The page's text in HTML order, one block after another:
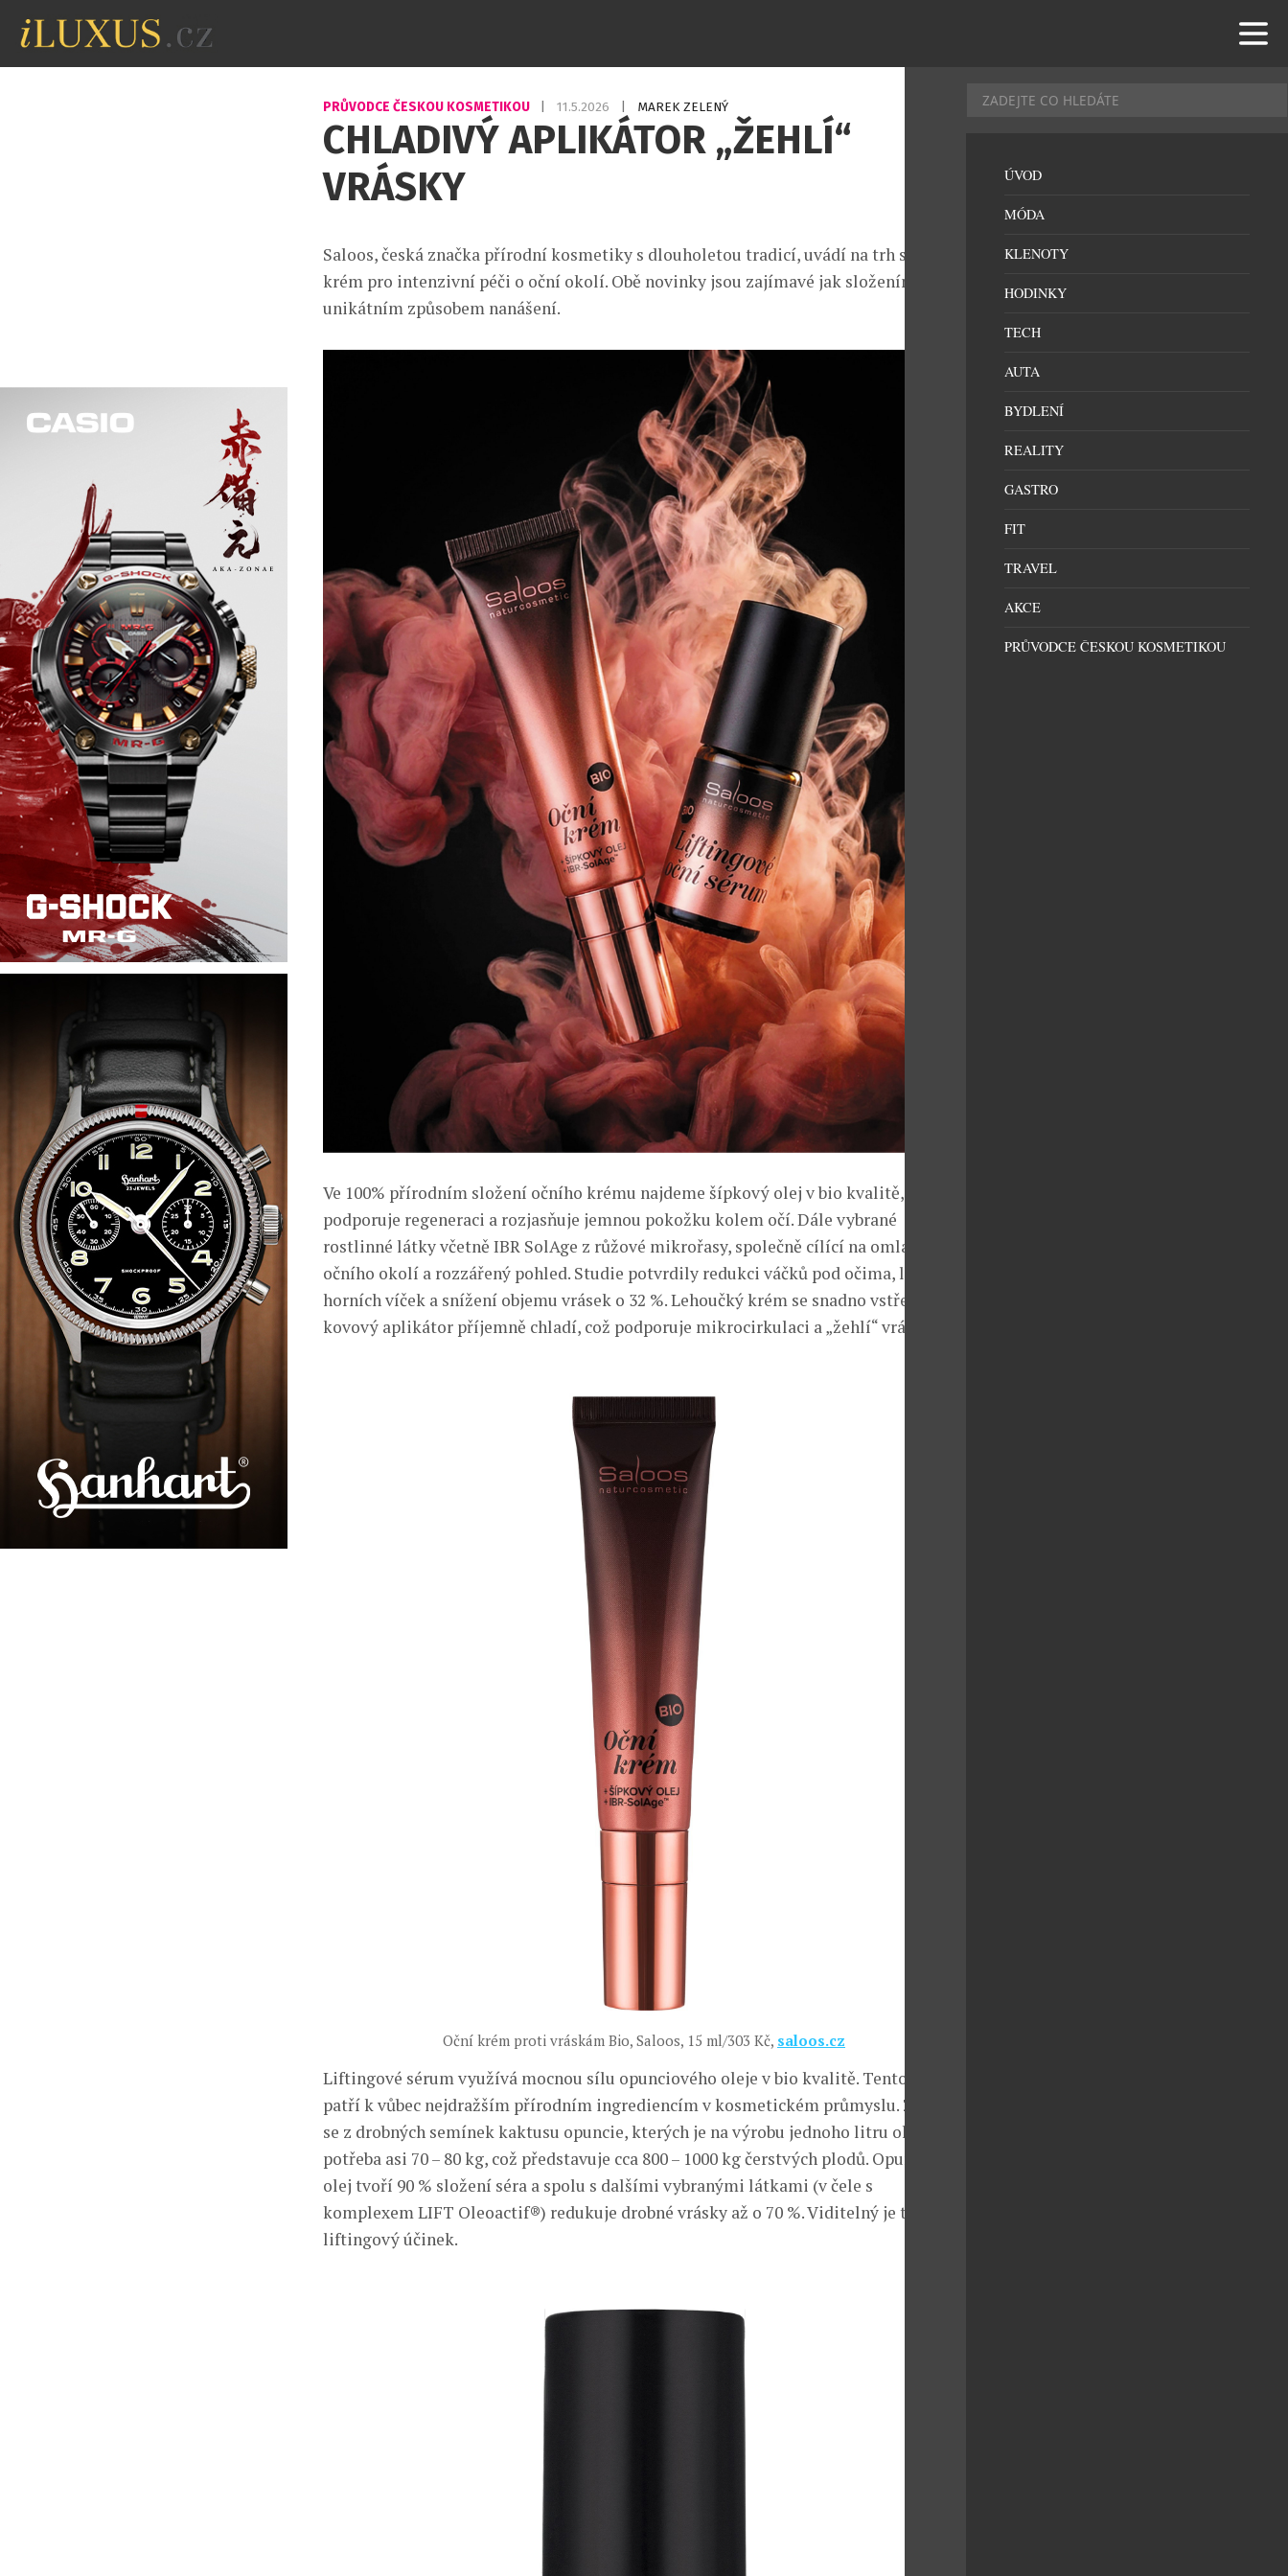
PRŮVODCE ČESKOU KOSMETIKOU 11.5.2026 MAREK ZELENÝ
CHLADIVÝ APLIKÁTOR „ŽEHLÍ“
VRÁSKY
Saloos, česká značka přírodní kosmetiky s dlouholetou tradicí, uvádí na trh sérum a
krém pro intenzivní péči o oční okolí. Obě novinky jsou zajímavé jak složením, tak
unikátním způsobem nanášení.
Ve 100% přírodním složení očního krému najdeme šípkový olej v bio kvalitě, který
podporuje regeneraci a rozjasňuje jemnou pokožku kolem očí. Dále vybrané
rostlinné látky včetně IBR SolAge z růžové mikrořasy, společně cílící na omlazení
očního okolí a rozzářený pohled. Studie potvrdily redukci váčků pod očima, lifting
horních víček a snížení objemu vrásek o 32 %. Lehoučký krém se snadno vstřebává,
kovový aplikátor příjemně chladí, což podporuje mikrocirkulaci a „žehlí“ vrásky.
Oční krém proti vráskám Bio, Saloos, 15 ml/303 Kč, saloos.cz
Liftingové sérum využívá mocnou sílu opunciového oleje v bio kvalitě. Tento olej
patří k vůbec nejdražším přírodním ingrediencím v kosmetickém průmyslu. Získává
se z drobných semínek kaktusu opuncie, kterých je na výrobu jednoho litru oleje
potřeba asi 70 – 80 kg, což představuje cca 800 – 1000 kg čerstvých plodů. Opunciový
olej tvoří 90 % složení séra a spolu s dalšími vybranými látkami (v čele s
komplexem LIFT Oleoactif®) redukuje drobné vrásky až o 70 %. Viditelný je též jeho
liftingový účinek.
ÚVOD
MÓDA
KLENOTY
HODINKY
TECH
AUTA
BYDLENÍ
REALITY
GASTRO
FIT
TRAVEL
AKCE
PRŮVODCE ČESKOU KOSMETIKOU